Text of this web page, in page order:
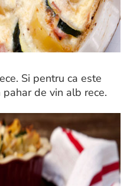
Si pentru ca este
de vin alb rece.